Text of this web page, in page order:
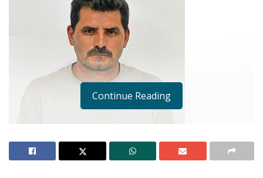
Continue Reading